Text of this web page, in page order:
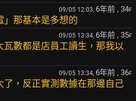
09/05 12:03, 6年前 , 34F
」那基本是多想的
09/05 13:34, 6年前 , 35F
瓦數都是店員工讀生，那我以
09/05 13:34, 6年前 , 36F
了，反正實測數據在那邊自己